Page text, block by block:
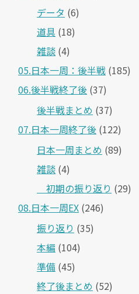
データ (6)
道具 (18)
雑談 (4)
05.日本一周：後半戦 (185)
06.後半戦終了後 (37)
後半戦まとめ (37)
07.日本一周終了後 (122)
日本一周まとめ (89)
雑談 (4)
＿初期の振り返り (29)
08.日本一周EX (246)
振り返り (35)
本編 (104)
準備 (45)
終了後まとめ (52)